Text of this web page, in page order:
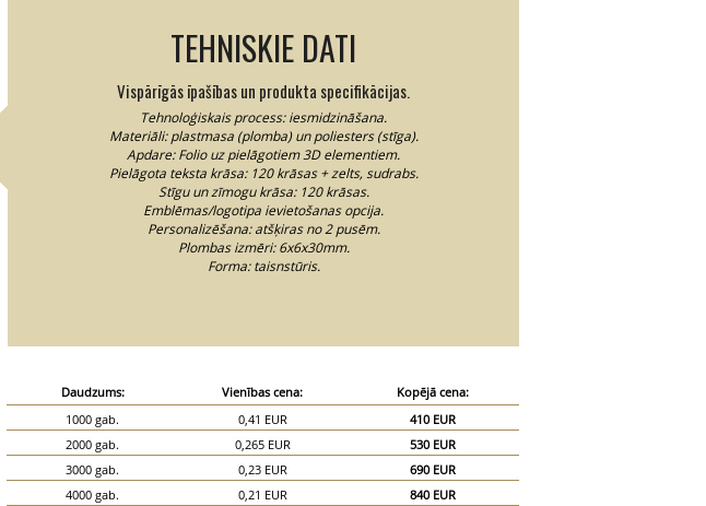
TEHNISKIE DATI
Vispārīgās īpašības un produkta specifikācijas.
Tehnoloģiskais process: iesmidzināšana.
Materiāli: plastmasa (plomba) un poliesters (stīga).
Apdare: Folio uz pielāgotiem 3D elementiem.
Pielāgota teksta krāsa: 120 krāsas + zelts, sudrabs.
Stīgu un zīmogu krāsa: 120 krāsas.
Emblēmas/logotipa ievietošanas opcija.
Personalizēšana: atšķiras no 2 pusēm.
Plombas izmēri: 6x6x30mm.
Forma: taisnstūris.
Daudzums: Vienības cena:
Kopējā cena:
1000 gab.
0,41 EUR
410 EUR
2000 gab.
0,265 EUR
530 EUR
3000 gab.
0,23 EUR
690 EUR
4000 gab.
0,21 EUR
840 EUR